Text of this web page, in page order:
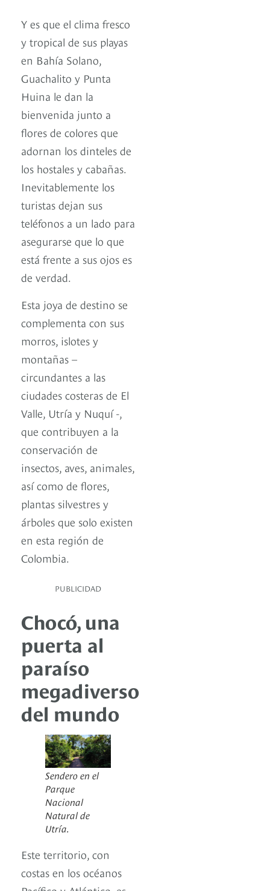
Y es que el clima fresco
y tropical de sus playas
en Bahía Solano,
Guachalito y Punta
Huina le dan la
bienvenida junto a
flores de colores que
adornan los dinteles de
los hostales y cabañas.
Inevitablemente los
turistas dejan sus
teléfonos a un lado para
asegurarse que lo que
está frente a sus ojos es
de verdad.
Esta joya de destino se
complementa con sus
morros, islotes y
montañas –
circundantes a las
ciudades costeras de El
Valle, Utría y Nuquí -,
que contribuyen a la
conservación de
insectos, aves, animales,
así como de flores,
plantas silvestres y
árboles que solo existen
en esta región de
Colombia.
PUBLICIDAD
Chocó, una
puerta al
paraíso
megadiverso
del mundo
Sendero en el
Parque
Nacional
Natural de
Utría.
Este territorio, con
costas en los océanos